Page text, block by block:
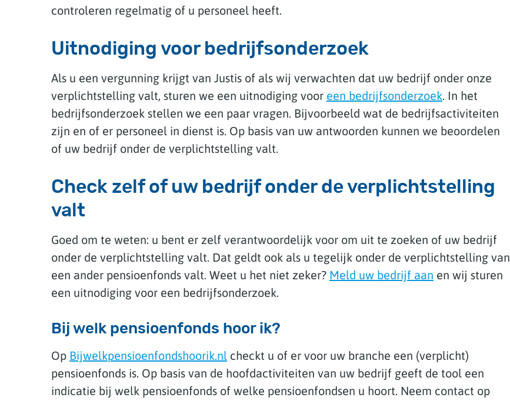
controleren regelmatig of u personeel heeft.
Uitnodiging voor bedrijfsonderzoek
Als u een vergunning krijgt van Justis of als wij verwachten dat uw bedrijf onder onze
verplichtstelling valt, sturen we een uitnodiging voor een bedrijfsonderzoek. In het
bedrijfsonderzoek stellen we een paar vragen. Bijvoorbeeld wat de bedrijfsactiviteiten
zijn en of er personeel in dienst is. Op basis van uw antwoorden kunnen we beoordelen
of uw bedrijf onder de verplichtstelling valt.
Check zelf of uw bedrijf onder de verplichtstelling
valt
Goed om te weten: u bent er zelf verantwoordelijk voor om uit te zoeken of uw bedrijf
onder de verplichtstelling valt. Dat geldt ook als u tegelijk onder de verplichtstelling van
een ander pensioenfonds valt. Weet u het niet zeker? Meld uw bedrijf aan en wij sturen
een uitnodiging voor een bedrijfsonderzoek.
Bij welk pensioenfonds hoor ik?
Op Bijwelkpensioenfondshoorik.nl checkt u of er voor uw branche een (verplicht)
pensioenfonds is. Op basis van de hoofdactiviteiten van uw bedrijf geeft de tool een
indicatie bij welk pensioenfonds of welke pensioenfondsen u hoort. Neem contact op